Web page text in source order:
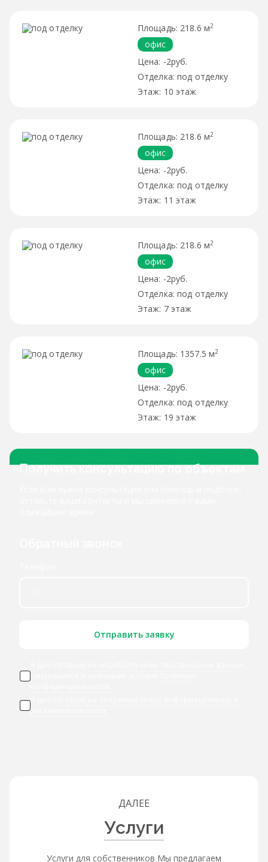
218.6 м2
офис
-2руб.
под отделку
10 этаж
218.6 м2
офис
-2руб.
под отделку
11 этаж
218.6 м2
офис
-2руб.
под отделку
7 этаж
1357.5 м2
офис
-2руб.
под отделку
19 этаж
Получить консультацию по объектам
Отправить заявку
ознакомился и принимаю условия
Я даю
рекламных рассылок
ДАЛЕЕ
Услуги
Услуги для собственников Мы предлагаем